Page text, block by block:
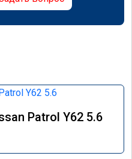
Patrol Y62 5.6